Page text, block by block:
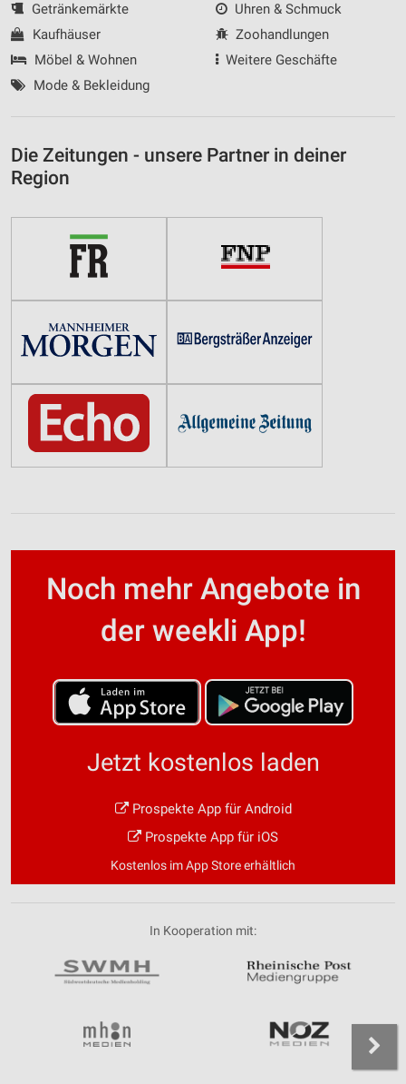
Getränkemärkte
Kaufhäuser
Möbel & Wohnen
Mode & Bekleidung
Uhren & Schmuck
Zoohandlungen
Weitere Geschäfte
Die Zeitungen - unsere Partner in deiner
Region
Noch mehr Angebote in
der weekli App!
Jetzt kostenlos laden
Prospekte App für Android
Prospekte App für iOS
Kostenlos im App Store erhältlich
In Kooperation mit: